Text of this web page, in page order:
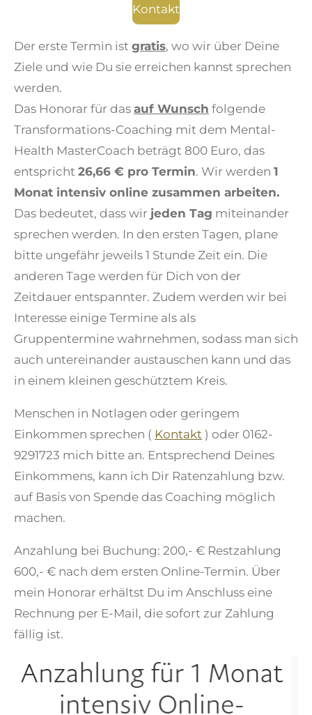
Kontakt
Der erste Termin ist gratis, wo wir über Deine
Ziele und wie Du sie erreichen kannst sprechen
werden.
Das Honorar für das auf Wunsch folgende
Transformations-Coaching mit dem Mental-
Health MasterCoach beträgt 800 Euro, das
entspricht 26,66 € pro Termin. Wir werden 1
Monat intensiv online zusammen arbeiten.
Das bedeutet, dass wir jeden Tag miteinander
sprechen werden. In den ersten Tagen, plane
bitte ungefähr jeweils 1 Stunde Zeit ein. Die
anderen Tage werden für Dich von der
Zeitdauer entspannter. Zudem werden wir bei
Interesse einige Termine als als
Gruppentermine wahrnehmen, sodass man sich
auch untereinander austauschen kann und das
in einem kleinen geschütztem Kreis.
Menschen in Notlagen oder geringem
Einkommen sprechen ( Kontakt ) oder 0162-
9291723 mich bitte an. Entsprechend Deines
Einkommens, kann ich Dir Ratenzahlung bzw.
auf Basis von Spende das Coaching möglich
machen.
Anzahlung bei Buchung: 200,- € Restzahlung
600,- € nach dem ersten Online-Termin. Über
mein Honorar erhältst Du im Anschluss eine
Rechnung per E-Mail, die sofort zur Zahlung
fällig ist.